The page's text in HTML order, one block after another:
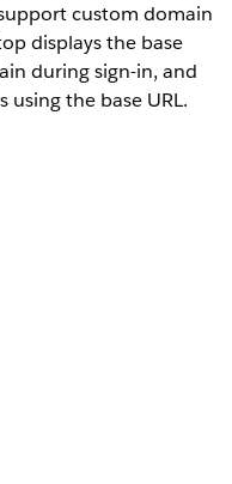
custom domain
displays the base
during sign-in, and
the base URL.
to generate and
domain.
the custom domain